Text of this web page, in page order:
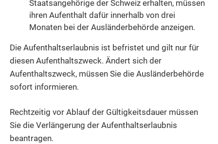
Staatsangehörige der Schweiz erhalten, müssen
ihren Aufenthalt dafür innerhalb von drei
Monaten bei der Ausländerbehörde anzeigen.
Die Aufenthaltserlaubnis ist befristet und gilt nur für
diesen Aufenthaltszweck. Ändert sich der
Aufenthaltszweck, müssen Sie die Ausländerbehörde
sofort informieren.
Rechtzeitig vor Ablauf der Gültigkeitsdauer müssen
Sie die Verlängerung der Aufenthaltserlaubnis
beantragen.